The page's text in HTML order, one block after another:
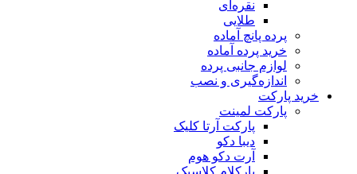
نقره‌ای
طلایی
پرده پانچ آماده
خرید پرده آماده
لوازم جانبی پرده
اندازه‌گیری و نصب
خرید پارکت
پارکت لمینت
پارکت آرتا کلیک
دیبا دکو
آرت دکو هوم
پارکلام کلاسیک